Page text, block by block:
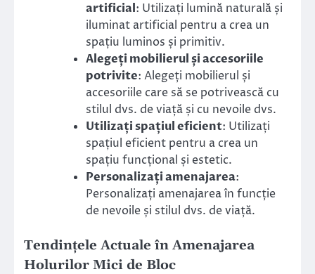
artificial: Utilizați lumină naturală și
iluminat artificial pentru a crea un
spațiu luminos și primitiv.
Alegeți mobilierul și accesoriile
potrivite: Alegeți mobilierul și
accesoriile care să se potrivească cu
stilul dvs. de viață și cu nevoile dvs.
Utilizați spațiul eficient: Utilizați
spațiul eficient pentru a crea un
spațiu funcțional și estetic.
Personalizați amenajarea:
Personalizați amenajarea în funcție
de nevoile și stilul dvs. de viață.
Tendințele Actuale în Amenajarea
Holurilor Mici de Bloc